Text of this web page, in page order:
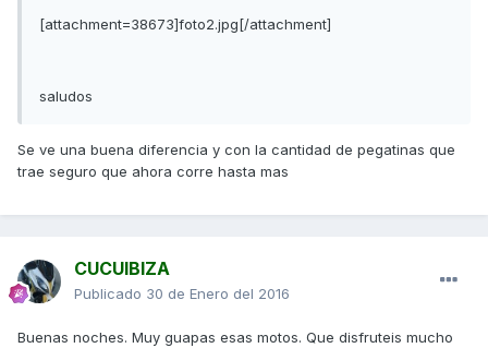
[attachment=38673]foto2.jpg[/attachment]
saludos
Se ve una buena diferencia y con la cantidad de pegatinas que
trae seguro que ahora corre hasta mas
CUCUIBIZA
Publicado 30 de Enero del 2016
Buenas noches. Muy guapas esas motos. Que disfruteis mucho